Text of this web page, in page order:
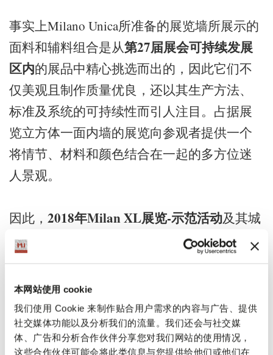
本网站使用 cookie
我们使用 Cookie 来制作贴合用户需求的内容与广告、提供
社交媒体功能以及分析我们的流量。我们还会与社交媒
体、广告和分析合作伙伴分享您对我们网站的使用情况，
这些合作伙伴可能会将此类信息与您提供给他们或他们在
事实上Milano Unica所准备的展览墙所展示的
面料和辅料组合是从第27届展会可持续发展
区内的展品中精心挑选而出的，因此它们不
仅美观且制作质量优良，还以其生产方法、
标准及系统的可持续性而引人注目。占据展
览立方体一面内墙的展览向参观者提供一个
将情节、材料和颜色结合在一起的多方位迷
人景观。
因此， 2018年Milan XL展览-示范活动及其城
市设施将
米兰举行。
Milano Unica及其面料展示立方体在阿仁伽里
奥宫（Palazzo dell'Arengario）
感谢意大利经济发展部，米兰市政府和工业
联合会，以及意大利对外贸易协会的宝贵合